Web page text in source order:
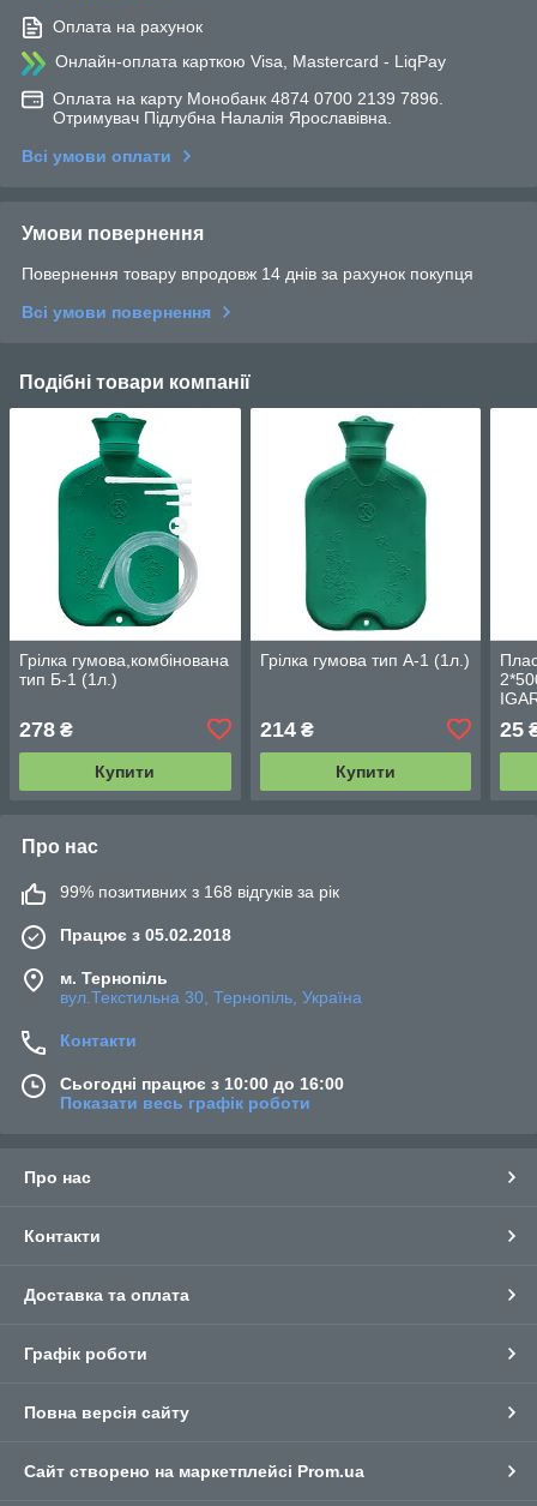
Оплата на рахунок
Онлайн-оплата карткою Visa, Mastercard - LiqPay
Оплата на карту Монобанк 4874 0700 2139 7896.
Отримувач Підлубна Налалія Ярославівна.
Всі умови оплати
Умови повернення
Повернення товару впродовж 14 днів за рахунок покупця
Всі умови повернення
Подібні товари компанії
Грілка гумова,комбінована
тип Б-1 (1л.)
278 ₴
Купити
Грілка гумова тип А-1 (1л.)
214₴
Купити
25
Про нас
99% позитивних з 168 відгуків за рік
Працює з 05.02.2018
м. Тернопіль
вул.Текстильна 30, Тернопіль, Україна
Контакти
Сьогодні працює з 10:00 до 16:00
Показати весь графік роботи
Про нас
Контакти
Доставка та оплата
Графік роботи
Повна версія сайту
Сайт створено на маркетплейсі Prom.ua